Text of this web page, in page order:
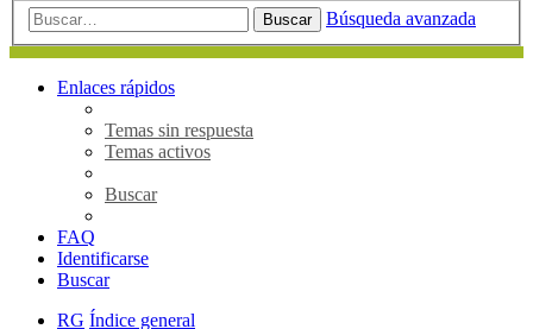
Buscar Búsqueda avanzada
Enlaces rápidos
Temas sin respuesta
Temas activos
Buscar
FAQ
Identificarse
Buscar
RG Índice general